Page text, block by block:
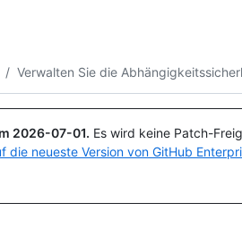
/ Verwalten Sie die
2026-07-01. Es wird keine Patch-
die neueste Version von GitHub